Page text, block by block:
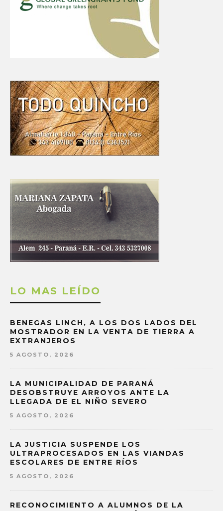
LO MAS LEÍDO
BENEGAS LINCH, A LOS DOS LADOS DEL
MOSTRADOR EN LA VENTA DE TIERRA A
EXTRANJEROS
5 AGOSTO, 2026
LA MUNICIPALIDAD DE PARANÁ
DESOBSTRUYE ARROYOS ANTE LA
LLEGADA DE EL NIÑO SEVERO
5 AGOSTO, 2026
LA JUSTICIA SUSPENDE LOS
ULTRAPROCESADOS EN LAS VIANDAS
ESCOLARES DE ENTRE RÍOS
5 AGOSTO, 2026
RECONOCIMIENTO A ALUMNOS DE LA